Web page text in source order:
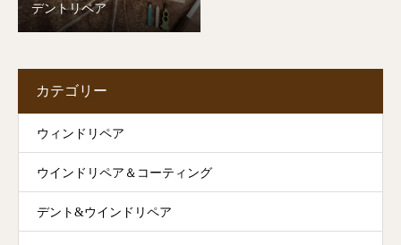
デントリペア
カテゴリー
ウィンドリペア
ウインドリペア＆コーティング
デント&ウインドリペア